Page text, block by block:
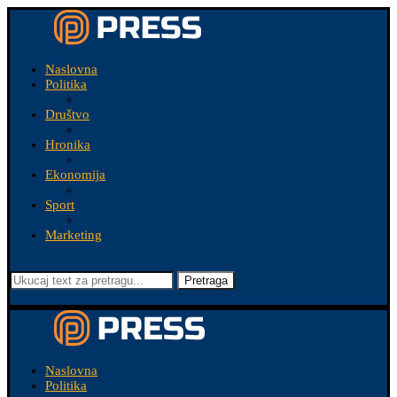
Naslovna
Politika
Društvo
Hronika
Ekonomija
Sport
Marketing
Pretraga
Naslovna
Politika